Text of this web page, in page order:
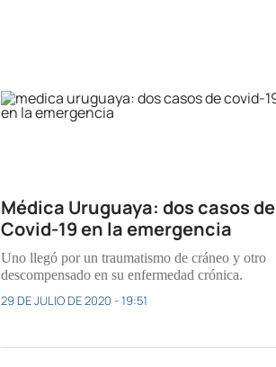
Médica Uruguaya: dos casos de
Covid-19 en la emergencia
Uno llegó por un traumatismo de cráneo y otro
descompensado en su enfermedad crónica.
29 DE JULIO DE 2020 - 19:51